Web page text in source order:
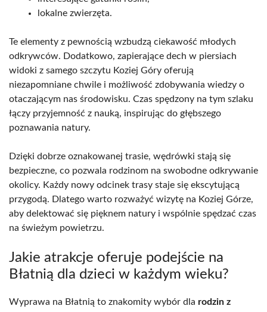
lokalne zwierzęta.
Te elementy z pewnością wzbudzą ciekawość młodych
odkrywców. Dodatkowo, zapierające dech w piersiach
widoki z samego szczytu Koziej Góry oferują
niezapomniane chwile i możliwość zdobywania wiedzy o
otaczającym nas środowisku. Czas spędzony na tym szlaku
łączy przyjemność z nauką, inspirując do głębszego
poznawania natury.
Dzięki dobrze oznakowanej trasie, wędrówki stają się
bezpieczne, co pozwala rodzinom na swobodne odkrywanie
okolicy. Każdy nowy odcinek trasy staje się ekscytującą
przygodą. Dlatego warto rozważyć wizytę na Koziej Górze,
aby delektować się pięknem natury i wspólnie spędzać czas
na świeżym powietrzu.
Jakie atrakcje oferuje podejście na
Błatnią dla dzieci w każdym wieku?
Wyprawa na Błatnią to znakomity wybór dla rodzin z